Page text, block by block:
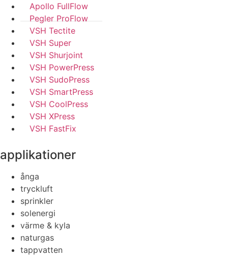
Apollo FullFlow
Pegler ProFlow
VSH Tectite
VSH Super
VSH Shurjoint
VSH PowerPress
VSH SudoPress
VSH SmartPress
VSH CoolPress
VSH XPress
VSH FastFix
applikationer
ånga
tryckluft
sprinkler
solenergi
värme & kyla
naturgas
tappvatten